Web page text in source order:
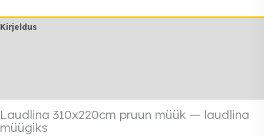
Kirjeldus
Laudlina 310x220cm pruun müük — laudlina
müügiks